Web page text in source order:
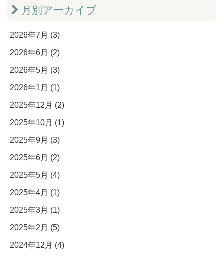
月別アーカイブ
2026年7月 (3)
2026年6月 (2)
2026年5月 (3)
2026年1月 (1)
2025年12月 (2)
2025年10月 (1)
2025年9月 (3)
2025年6月 (2)
2025年5月 (4)
2025年4月 (1)
2025年3月 (1)
2025年2月 (5)
2024年12月 (4)